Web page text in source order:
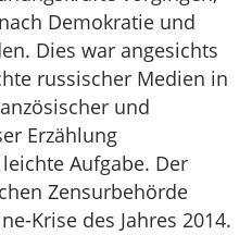
Demokratie und
Dies war angesichts
russischer Medien in
und
Erzählung
Aufgabe. Der
Zensurbehörde
Krise des Jahres 2014.